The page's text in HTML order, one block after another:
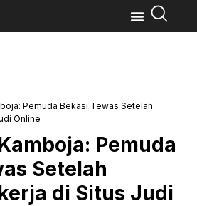
Pemuda Bekasi Tewas Setelah
Online
Pemuda
Setelah
di Situs Judi